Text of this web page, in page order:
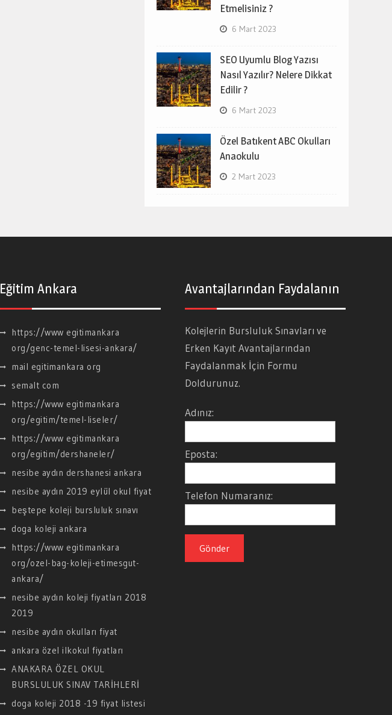
Etmelisiniz ?
6 Mart 2023
SEO Uyumlu Blog Yazısı
Nasıl Yazılır? Nelere Dikkat
Edilir ?
6 Mart 2023
Özel Batıkent ABC Okulları
Anaokulu
2 Mart 2023
Eğitim Ankara
https://www egitimankara
org/genc-temel-lisesi-ankara/
mail egitimankara org
semalt com
https://www egitimankara
org/egitim/temel-liseler/
https://www egitimankara
org/egitim/dershaneler/
nesibe aydın dershanesi ankara
nesibe aydın 2019 eylül okul fiyat
beştepe koleji bursluluk sınavı
doga koleji ankara
https://www egitimankara
org/ozel-bag-koleji-etimesgut-
ankara/
nesibe aydın koleji fiyatları 2018
2019
nesibe aydın okulları fiyat
ankara özel ilkokul fiyatları
ANAKARA ÖZEL OKUL
BURSLULUK SINAV TARİHLERİ
doga koleji 2018 -19 fiyat listesi
Avantajlarından Faydalanın
Kolejlerin Bursluluk Sınavları ve
Erken Kayıt Avantajlarından
Faydalanmak İçin Formu
Doldurunuz.
Adınız:
Eposta:
Telefon Numaranız: